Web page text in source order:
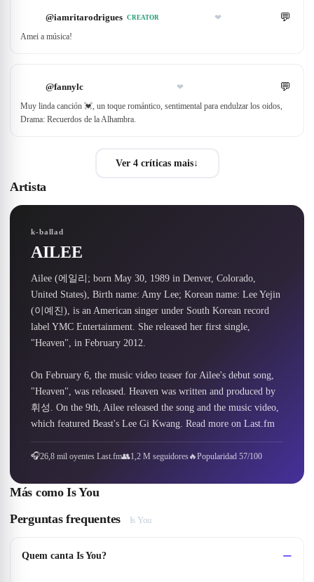
@iamritarodrigues CREATOR ❤ 💬
Amei a música!
@fannylc ❤ 💬
Muy linda canción 💓, un toque romántico, sentimental para endulzar los oidos,
Drama: Recuerdos de la Alhambra.
Ver 4 críticas mais↓
Artista
k-ballad
AILEE
Ailee (에일리; born May 30, 1989 in Denver, Colorado,
United States), Birth name: Amy Lee; Korean name: Lee Yejin
(이예진), is an American singer under South Korean record
label YMC Entertainment. She released her first single,
"Heaven", in February 2012.
On February 6, the music video teaser for Ailee's debut song,
"Heaven", was released. Heaven was written and produced by
휘성. On the 9th, Ailee released the song and the music video,
which featured Beast's Lee Gi Kwang. Read more on Last.fm
🎧26,8 mil oyentes Last.fm👥1,2 M seguidores🔥Popularidad 57/100
Más comoIs You
Perguntas frequentes
Is You
Quem canta Is You?